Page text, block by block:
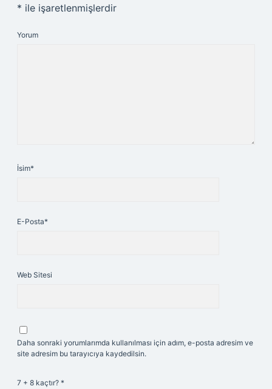
* ile işaretlenmişlerdir
Yorum
İsim*
E-Posta*
Web Sitesi
Daha sonraki yorumlarımda kullanılması için adım, e-posta adresim ve
site adresim bu tarayıcıya kaydedilsin.
7 + 8 kaçtır? *